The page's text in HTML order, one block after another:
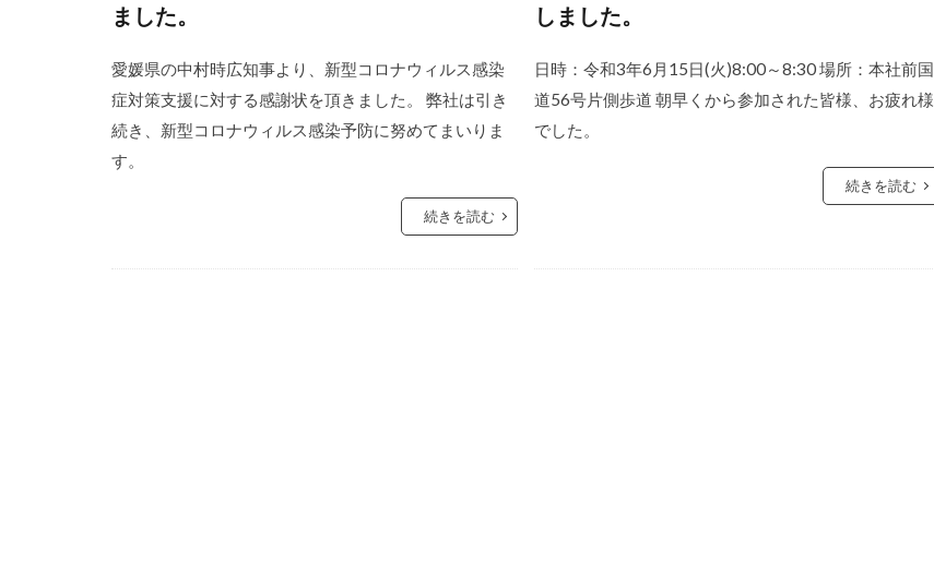
ました。
愛媛県の中村時広知事より、新型コロナウィルス感染
症対策支援に対する感謝状を頂きました。 弊社は引き
続き、新型コロナウィルス感染予防に努めてまいりま
す。
続きを読む
しました。
日時：令和3年6月15日(火)8:00～8:30 場所：本社前国
道56号片側歩道 朝早くから参加された皆様、お疲れ様
でした。
続きを読む